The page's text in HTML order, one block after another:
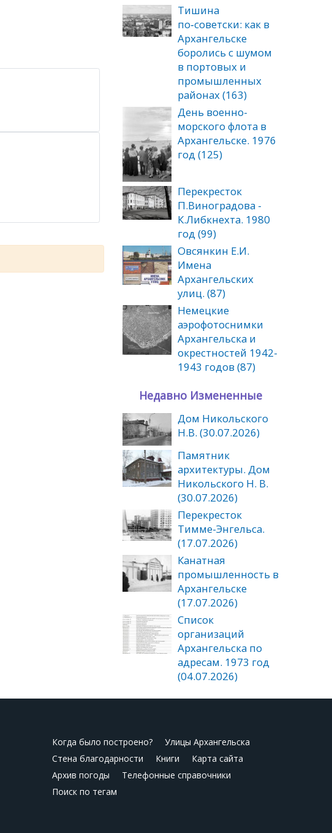
Тишина
по‑советски: как в
Архангельске
боролись с шумом
в портовых и
промышленных
районах (163)
День военно-
морского флота в
Архангельске. 1976
год (125)
Перекресток
П.Виноградова -
К.Либкнехта. 1980
год (99)
Овсянкин Е.И.
Имена
Архангельских
улиц. (87)
Немецкие
аэрофотоснимки
Архангельска и
окрестностей 1942-
1943 годов (87)
Недавно Измененные
Дом Никольского
Н.В. (30.07.2026)
Памятник
архитектуры. Дом
Никольского Н. В.
(30.07.2026)
Перекресток
Тимме-Энгельса.
(17.07.2026)
Канатная
промышленность в
Архангельске
(17.07.2026)
Список
организаций
Архангельска по
адресам. 1973 год
(04.07.2026)
Когда было построено?
Улицы Архангельска
Стена благодарности
Книги
Карта сайта
Архив погоды
Телефонные справочники
Поиск по тегам